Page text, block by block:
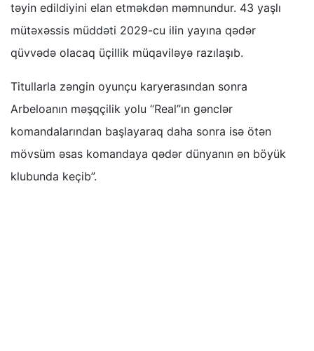
təyin edildiyini elan etməkdən məmnundur. 43 yaşlı
mütəxəssis müddəti 2029-cu ilin yayına qədər
qüvvədə olacaq üçillik müqaviləyə razılaşıb.
Titullarla zəngin oyunçu karyerasından sonra
Arbeloanın məşqçilik yolu “Real”ın gənclər
komandalarından başlayaraq daha sonra isə ötən
mövsüm əsas komandaya qədər dünyanın ən böyük
klubunda keçib”.